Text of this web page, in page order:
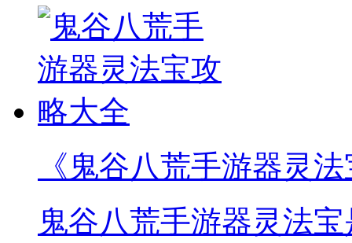
《鬼谷八荒手游器灵
鬼谷八荒手游器灵法